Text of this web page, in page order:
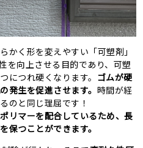
かく形を変えやすい「可塑剤」
を向上させる目的であり、可塑
につれ硬くなります。 ゴムが硬
発生を促進させます。 時間が経
のと同じ理屈です！
リマーを配合しているため、長
保つことができます。